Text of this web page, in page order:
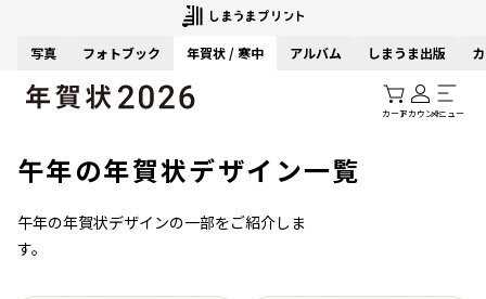
写真 フォトブック 年賀状 / 寒中 アルバム しまうま出版
カートアカウントメニュー
午年の年賀状デザイン一覧
午年の年賀状デザインの一部をご紹介しま
す。